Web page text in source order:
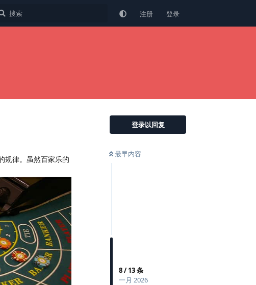
注册 登录
登录以回复
最早内容
8/13条
一月 2026
规律。虽然百家乐的